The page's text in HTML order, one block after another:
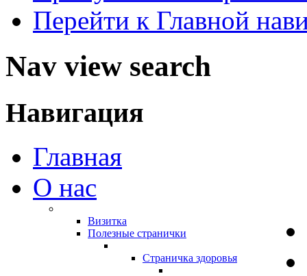
Перейти к Главной
Nav view search
Навигация
Главная
О нас
Визитка
Полезные странички
Страничка здоровья